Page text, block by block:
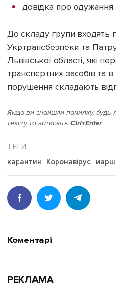
довідка про одужання.
До складу групи входять
Укртрансбезпеки та
Львівської області, які
транспортних засобів та
порушення складають
Якщо ви знайшли помилку, будь
тексту та натисніть Ctrl+Enter.
карантин Коронавірус
Коментарі
РЕКЛАМА